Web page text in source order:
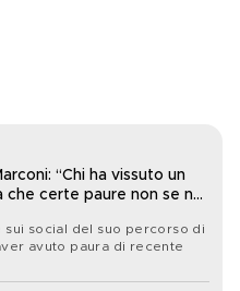
“Chi ha vissuto un
che certe paure non se ne
sui social del suo percorso di
avuto paura di recente